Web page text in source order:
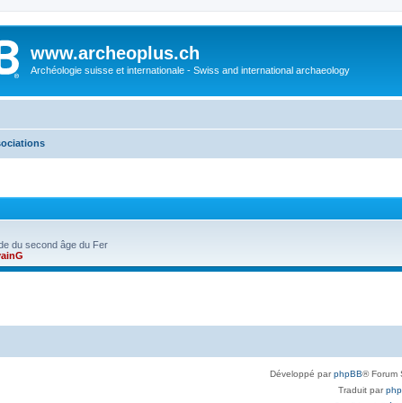
www.archeoplus.ch
Archéologie suisse et internationale - Swiss and international archaeology
du second âge du Fer
Développé parphpBB® Forum
Traduit par